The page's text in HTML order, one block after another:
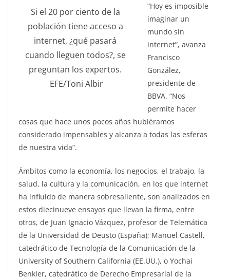
Si el 20 por ciento de la
población tiene acceso a
internet, ¿qué pasará
cuando lleguen todos?, se
preguntan los expertos.
EFE/Toni Albir
“Hoy es imposible
imaginar un
mundo sin
internet”, avanza
Francisco
González,
presidente de
BBVA. “Nos
permite hacer
cosas que hace unos pocos años hubiéramos
considerado impensables y alcanza a todas las esferas
de nuestra vida”.
Ámbitos como la economía, los negocios, el trabajo, la
salud, la cultura y la comunicación, en los que internet
ha influido de manera sobresaliente, son analizados en
estos diecinueve ensayos que llevan la firma, entre
otros, de Juan Ignacio Vázquez, profesor de Telemática
de la Universidad de Deusto (España); Manuel Castell,
catedrático de Tecnología de la Comunicación de la
University of Southern California (EE.UU.), o Yochai
Benkler, catedrático de Derecho Empresarial de la